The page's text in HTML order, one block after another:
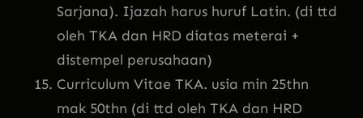
Sarjana). Ijazah harus huruf Latin. (di ttd
oleh TKA dan HRD diatas meterai +
distempel perusahaan)
Curriculum Vitae TKA. usia min 25thn
mak 50thn (di ttd oleh TKA dan HRD